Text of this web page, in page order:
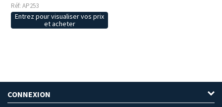
Réf: AP253
Entrez pour visualiser vos prix
et acheter
CONNEXION